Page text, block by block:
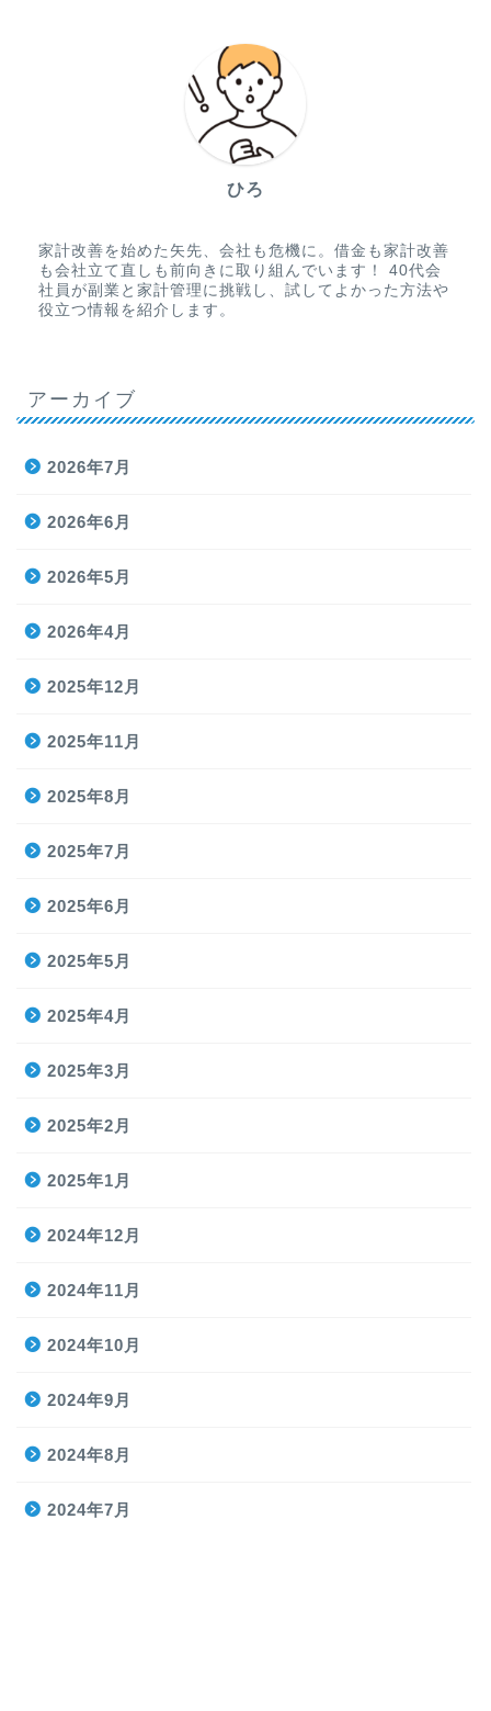
ひろ
家計改善を始めた矢先、会社も危機に。借金も家計改善
も会社立て直しも前向きに取り組んでいます！ 40代会
社員が副業と家計管理に挑戦し、試してよかった方法や
役立つ情報を紹介します。
アーカイブ
2026年7月
2026年6月
2026年5月
2026年4月
2025年12月
2025年11月
2025年8月
2025年7月
2025年6月
2025年5月
2025年4月
2025年3月
2025年2月
2025年1月
2024年12月
2024年11月
2024年10月
2024年9月
2024年8月
2024年7月